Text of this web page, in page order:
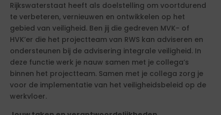
Rijkswaterstaat heeft als doelstelling om voortdurend
te verbeteren, vernieuwen en ontwikkelen op het
gebied van veiligheid. Ben jij die gedreven MVK- of
HVK’er die het projectteam van RWS kan adviseren en
ondersteunen bij de advisering integrale veiligheid. In
deze functie werk je nauw samen met je collega’s
binnen het projectteam. Samen met je collega zorg je
voor de implementatie van het veiligheidsbeleid op de
werkvloer.